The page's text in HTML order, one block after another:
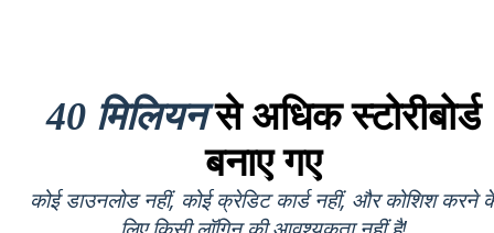
40 मिलियनसे अधिक स्टोरीबोर्ड
बनाए गए
कोई डाउनलोड नहीं, कोई क्रेडिट कार्ड नहीं, और कोशिश करने